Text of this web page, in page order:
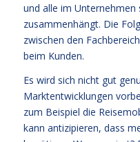
und alle im
zusammenhängt. Die
zwischen den
beim Kunden.
Es wird sich nicht gut
Marktentwicklungen
zum Beispiel die
kann antizipieren, dass